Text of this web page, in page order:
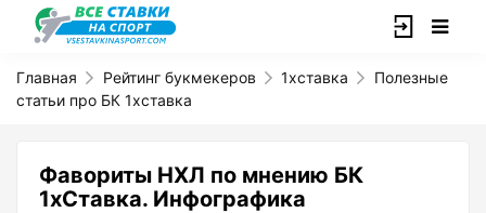
Главная Рейтинг букмекеров 1хставка
Полезные
статьи про БК 1хставка
Фавориты НХЛ по мнению БК
1хСтавка. Инфографика